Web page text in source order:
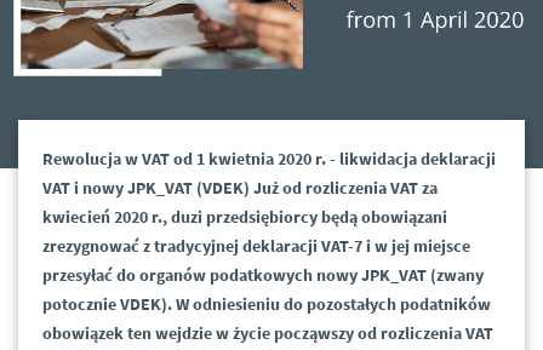
Rewolucja w VAT od 1 kwietnia 2020 r. - likwidacja deklaracji
VAT i nowy JPK_VAT (VDEK) Już od rozliczenia VAT za
kwiecień 2020 r., duzi przedsiębiorcy będą obowiązani
zrezygnować z tradycyjnej deklaracji VAT-7 i w jej miejsce
przesyłać do organów podatkowych nowy JPK_VAT (zwany
potocznie VDEK). W odniesieniu do pozostałych podatników
obowiązek ten wejdzie w życie począwszy od rozliczenia VAT